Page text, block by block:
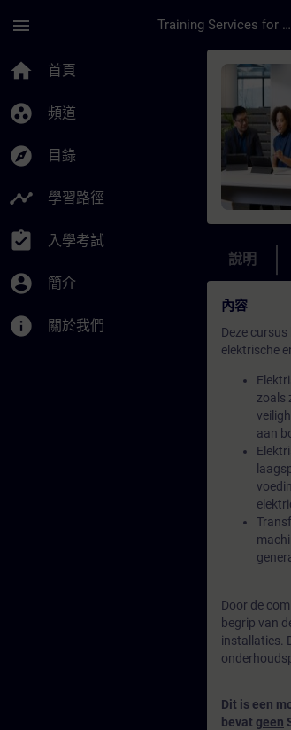
menu Training Services for Digital Industries
home 首頁
group_work 頻道
explore 目錄
timeline 學習路徑
assignment_turned_in 入學考試
account_circle 簡介
info 關於我們
課程 -
說明
內容
Deze
elektrische
zoals
aan
Door de
begrip van
installaties.
Dit is een
bevat geen